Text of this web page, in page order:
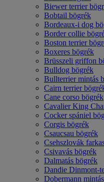
Biewer terrier
Bobtail bögrék
Bordeaux-i dog
Border collie
Boston terrier
Boxeres bögrék
Brüsszeli griffon
Bulldog bögrék
Bullterrier mintás
Cairn terrier
Cane corso bögrék
Cavalier King
Cocker spániel
Corgis bögrék
Csaucsau bögrék
Csehszlovák
Csivavás bögrék
Dalmatás bögrék
Dandie Dinmont-
Dobermann